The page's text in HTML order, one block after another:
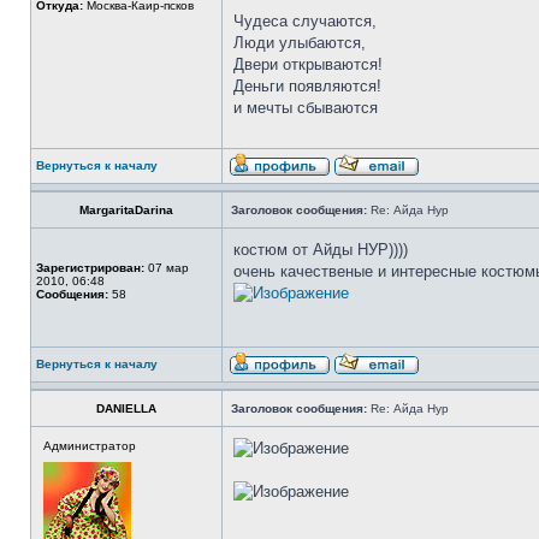
Откуда: Москва-Каир-псков
Чудеса случаются,
Люди улыбаются,
Двери открываются!
Деньги появляются!
и мечты сбываются
Вернуться к началу
MargaritaDarina Заголовок сообщения: Re: Айда Нур
Зарегистрирован: 07 мар
2010, 06:48
Сообщения: 58
костюм от Айды НУР))))
очень качественые и интересные
Вернуться к началу
DANIELLA Заголовок сообщения: Re: Айда Нур
Администратор